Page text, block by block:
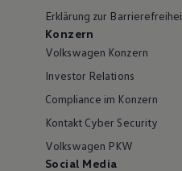
Erklärung zur
Konzern
Volkswagen Konzern
Investor Relations
Compliance im Konzern
Kontakt Cyber Security
Volkswagen PKW
Social Media